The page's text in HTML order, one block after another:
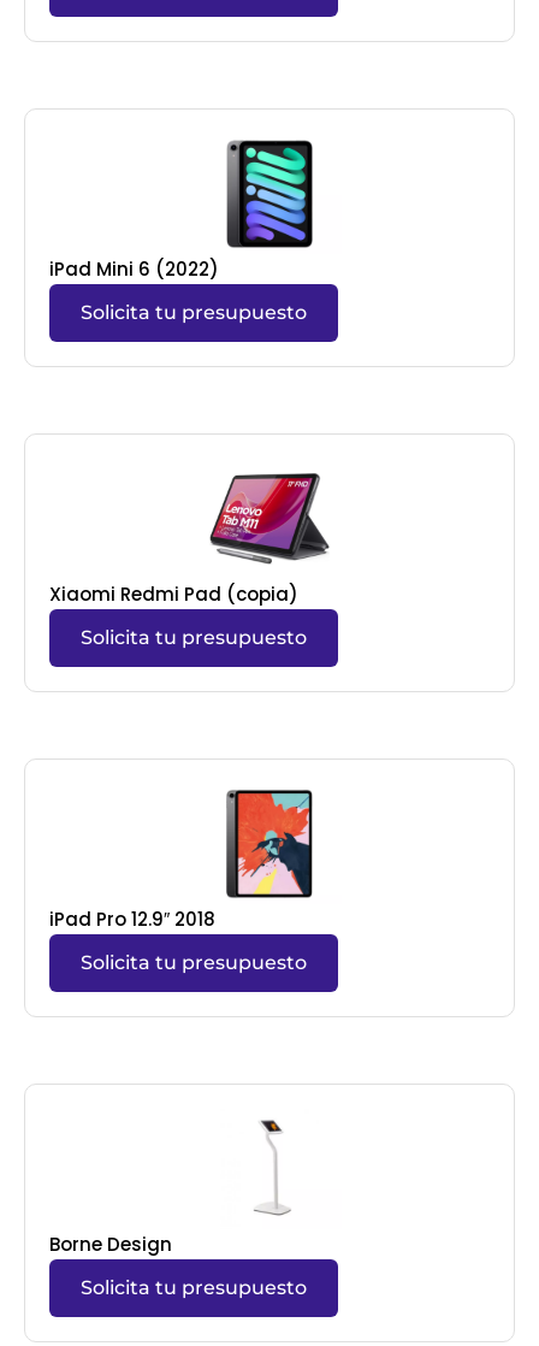
iPad Mini 6 (2022)
Solicita tu presupuesto
Xiaomi Redmi Pad (copia)
Solicita tu presupuesto
iPad Pro 12.9″ 2018
Solicita tu presupuesto
Borne Design
Solicita tu presupuesto